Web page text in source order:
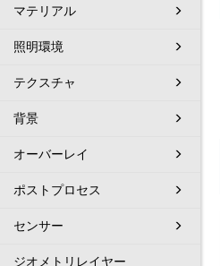
マテリアル
照明環境
テクスチャ
背景
オーバーレイ
ポストプロセス
センサー
ジオメトリレイヤー